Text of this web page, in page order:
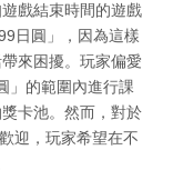
戲結束時間的遊戲
日圓」，因為這樣
來困擾。玩家偏愛
」的範圍內進行課
卡池。然而，對於
迎，玩家希望在不